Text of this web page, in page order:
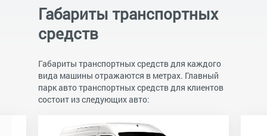
Габариты транспортных
средств
Габариты транспортных средств для каждого
вида машины отражаются в метрах. Главный
парк авто транспортных средств для клиентов
состоит из следующих авто: